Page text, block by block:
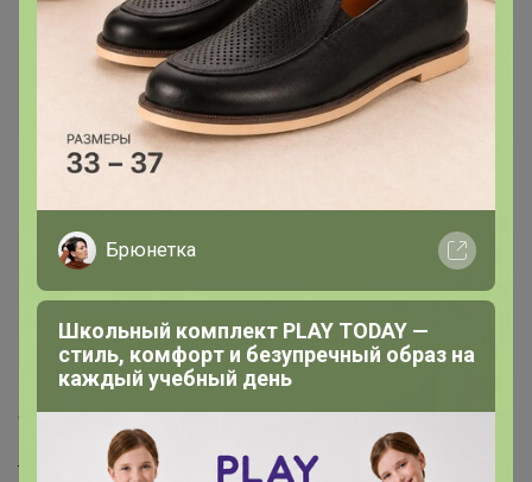
Странница
Серебряный организатор
Странница, подскажите пожалуйста, кленовый
скоро появится?
— Сибирячка
обычный кленовый? или черноклен?
Телеграмм, присоединяетесь!
Брюнетка
Школьный комплект PLAY TODAY —
стиль, комфорт и безупречный образ на
каждый учебный день